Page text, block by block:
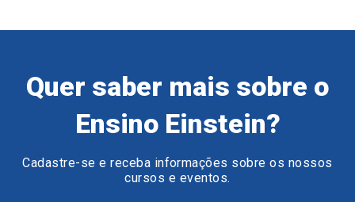
Quer saber mais sobre o
Ensino Einstein?
Cadastre-se e receba informações sobre os nossos
cursos e eventos.